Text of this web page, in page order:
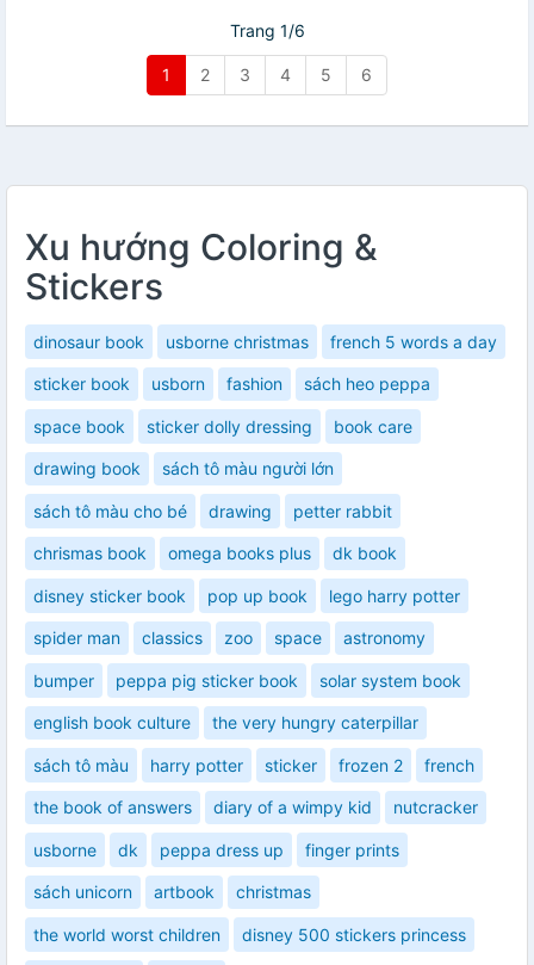
Trang 1/6
1 2 3 4 5 6
Xu hướng Coloring &
Stickers
dinosaur book usborne christmas french 5 words a day
sticker book usborn fashion sách heo peppa
space book sticker dolly dressing book care
drawing book sách tô màu người lớn
sách tô màu cho bé drawing petter rabbit
chrismas book omega books plus dk book
disney sticker book pop up book lego harry potter
spider man classics zoo space astronomy
bumper peppa pig sticker book solar system book
english book culture the very hungry caterpillar
sách tô màu harry potter sticker frozen 2 french
the book of answers diary of a wimpy kid nutcracker
usborne dk peppa dress up finger prints
sách unicorn artbook christmas
the world worst children disney 500 stickers princess